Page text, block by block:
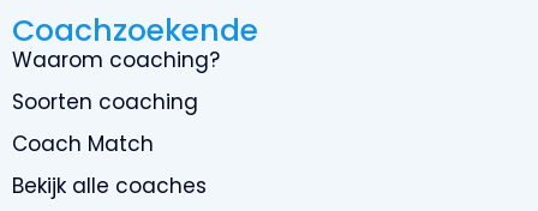
Coachzoekende
Waarom coaching?
Soorten coaching
Coach Match
Bekijk alle coaches